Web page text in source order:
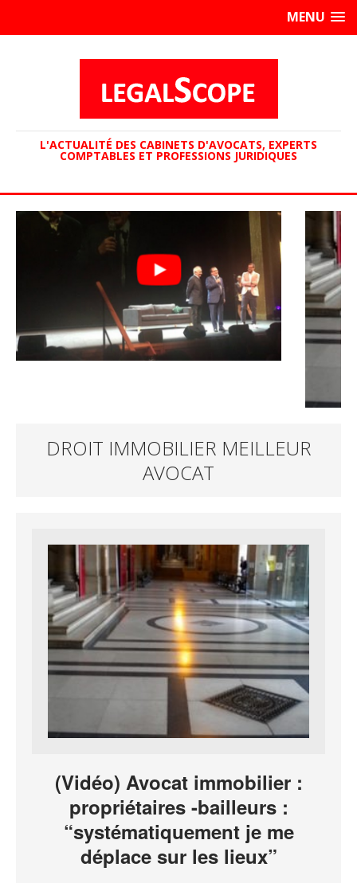
MENU
L'ACTUALITÉ DES CABINETS D'AVOCATS, EXPERTS
COMPTABLES ET PROFESSIONS JURIDIQUES
DROIT IMMOBILIER MEILLEUR
AVOCAT
(Vidéo) Avocat immobilier :
propriétaires -bailleurs :
“systématiquement je me
déplace sur les lieux”